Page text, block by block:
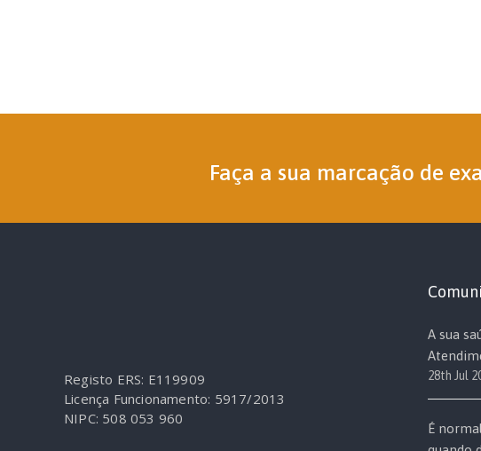
Faça a sua marcação de
Registo ERS: E119909
Licença Funcionamento: 5917/2013
NIPC: 508 053 960
A sua
28th Jul
É